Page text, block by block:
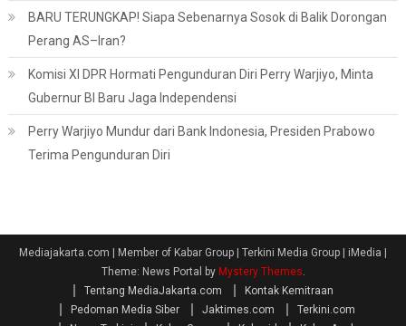
BARU TERUNGKAP! Siapa Sebenarnya Sosok di Balik Dorongan
Perang AS–Iran?
Komisi XI DPR Hormati Pengunduran Diri Perry Warjiyo, Minta
Gubernur BI Baru Jaga Independensi
Perry Warjiyo Mundur dari Bank Indonesia, Presiden Prabowo
Terima Pengunduran Diri
Mediajakarta.com | Member of Kabar Group | Terkini Media Group | iMedia
Theme: News Portal by Mystery Themes.
Tentang MediaJakarta.com
Kontak Kemitraan
Pedoman Media Siber
Jaktimes.com
Terkini.com